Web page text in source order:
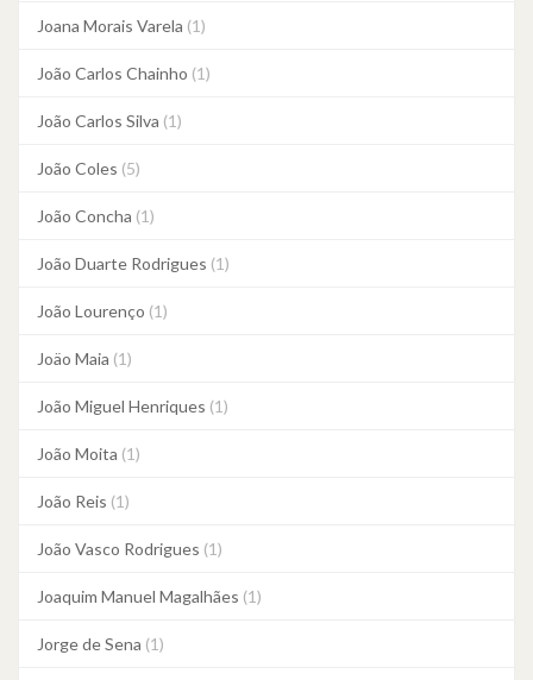
Joana Morais Varela (1)
João Carlos Chainho (1)
João Carlos Silva (1)
João Coles (5)
João Concha (1)
João Duarte Rodrigues (1)
João Lourenço (1)
Joäo Maia (1)
João Miguel Henriques (1)
João Moita (1)
João Reis (1)
João Vasco Rodrigues (1)
Joaquim Manuel Magalhães (1)
Jorge de Sena (1)